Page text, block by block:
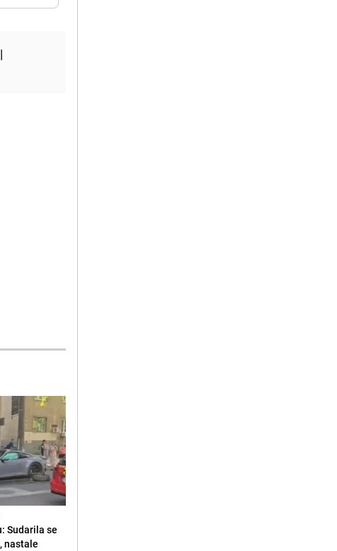
|
Sudarila se
nastale